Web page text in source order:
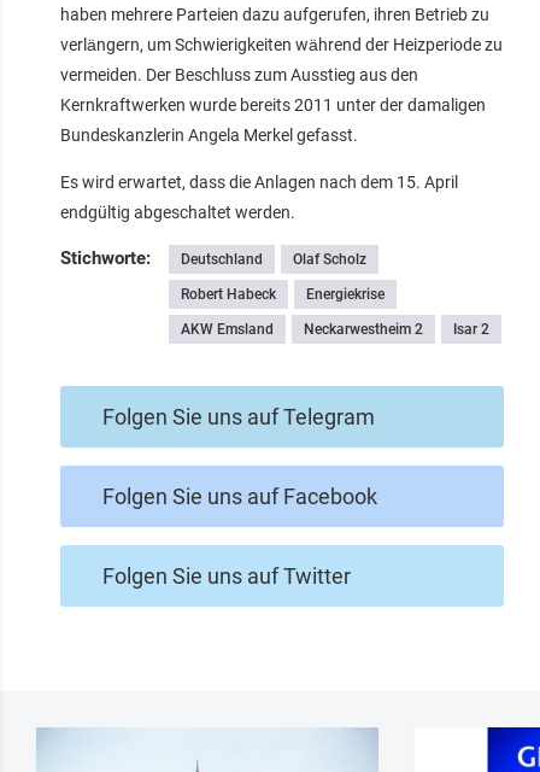
haben mehrere Parteien dazu aufgerufen, ihren Betrieb zu
verlängern, um Schwierigkeiten während der Heizperiode zu
vermeiden. Der Beschluss zum Ausstieg aus den
Kernkraftwerken wurde bereits 2011 unter der damaligen
Bundeskanzlerin Angela Merkel gefasst.
Es wird erwartet, dass die Anlagen nach dem 15. April
endgültig abgeschaltet werden.
Stichworte: Deutschland Olaf Scholz
Robert Habeck Energiekrise
AKW Emsland Neckarwestheim 2 Isar 2
Folgen Sie uns auf Telegram
Folgen Sie uns auf Facebook
Folgen Sie uns auf Twitter